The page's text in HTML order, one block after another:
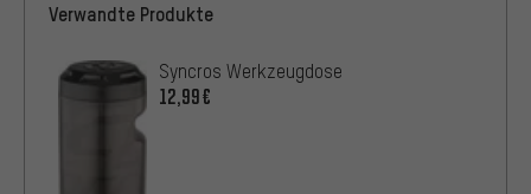
Verwandte Produkte
Syncros Werkzeugdose
12,99€